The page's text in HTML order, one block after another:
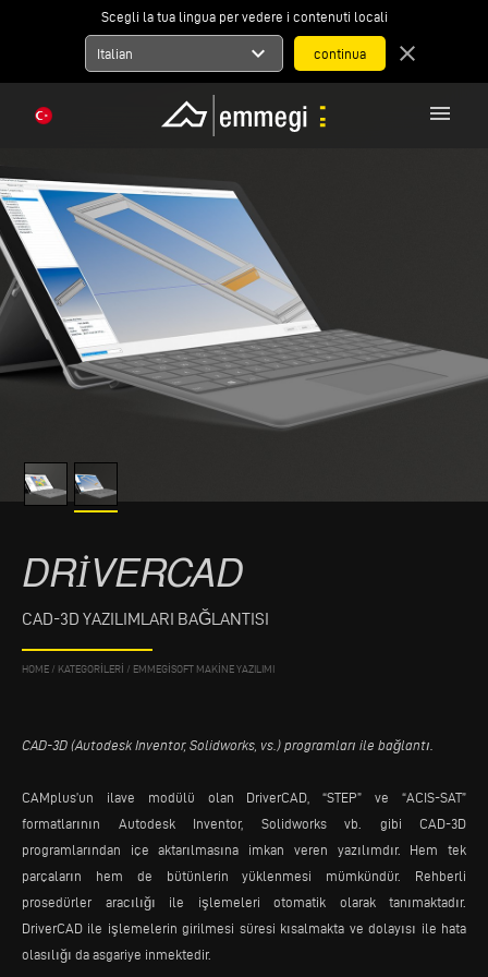
Scegli la tua lingua per vedere i contenuti locali
Italian expand_more close
menu
DRIVERCAD
CAD-3D YAZILIMLARI BAĞLANTISI
HOME / KATEGORILERI / EMMEGISOFT MAKINE YAZILIMI
CAD-3D (Autodesk Inventor, Solidworks, vs.) programları ile bağlantı.
CAMplus’un ilave modülü olan DriverCAD, “STEP” ve “ACIS-SAT”
formatlarının Autodesk Inventor, Solidworks vb. gibi CAD-3D
programlarından içe aktarılmasına imkan veren yazılımdır. Hem tek
parçaların hem de bütünlerin yüklenmesi mümkündür. Rehberli
prosedürler aracılığı ile işlemeleri otomatik olarak tanımaktadır.
DriverCAD ile işlemelerin girilmesi süresi kısalmakta ve dolayısı ile hata
olasılığı da asgariye inmektedir.